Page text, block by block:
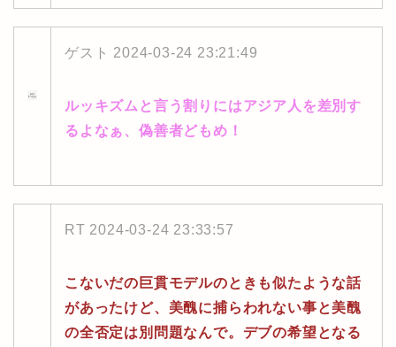
ゲスト 2024-03-24 23:21:49
ルッキズムと言う割りにはアジア人を差別す
るよなぁ、偽善者どもめ！
RT 2024-03-24 23:33:57
こないだの巨貫モデルのときも似たような話
があったけど、美醜に捕らわれない事と美醜
の全否定は別問題なんで。デブの希望となる